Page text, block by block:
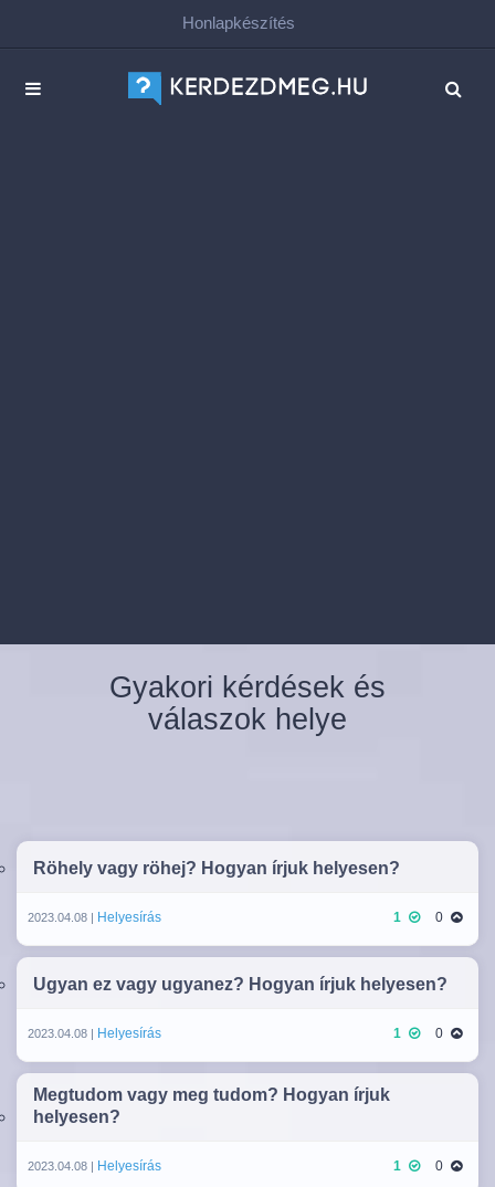
Honlapkészítés
Gyakori kérdések és
válaszok helye
Röhely vagy röhej? Hogyan írjuk helyesen?
2023.04.08 | Helyesírás 1 0
Ugyan ez vagy ugyanez? Hogyan írjuk helyesen?
2023.04.08 | Helyesírás 1 0
Megtudom vagy meg tudom? Hogyan írjuk
helyesen?
2023.04.08 | Helyesírás 1 0